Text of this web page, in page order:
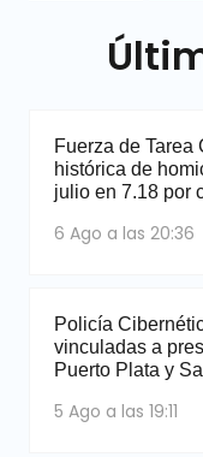
Fuerza de
histórica de
julio en 7.18 por
6 Ago a las 20:36
Policía
vinculadas a
Puerto Plata y
5 Ago a las 19:11